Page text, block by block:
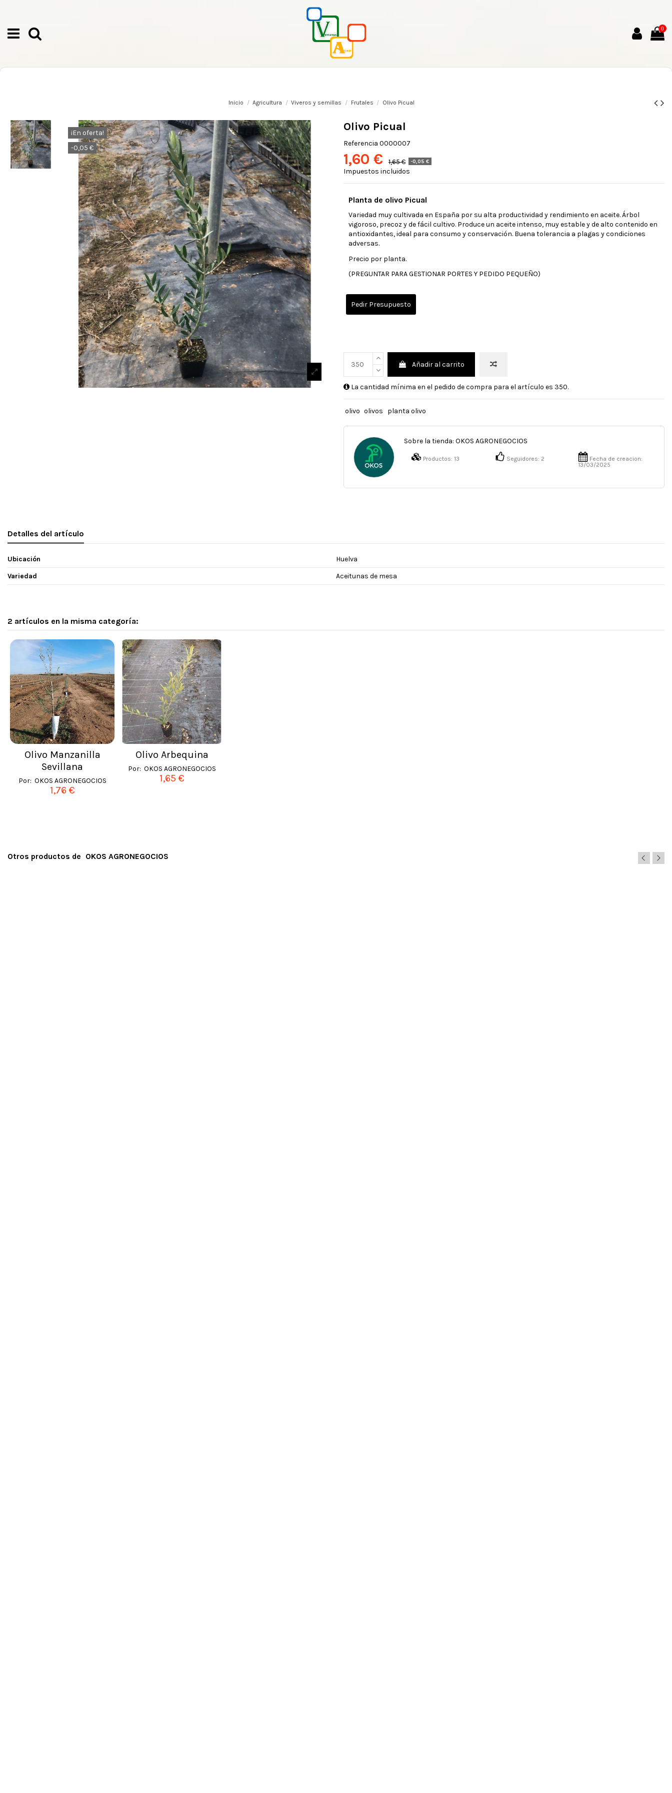
0
Inicio Agricultura Viveros y semillas Frutales Olivo Picual
¡En oferta!
-0,05 €
Olivo Picual
Referencia 0000007
1,60 € 1,65 € -0,05 €
Impuestos incluidos
Planta de olivo Picual
Variedad muy cultivada en España por su alta productividad y rendimiento en aceite. Árbol
vigoroso, precoz y de fácil cultivo. Produce un aceite intenso, muy estable y de alto contenido en
antioxidantes, ideal para consumo y conservación. Buena tolerancia a plagas y condiciones
adversas.
Precio por planta.
(PREGUNTAR PARA GESTIONAR PORTES Y PEDIDO PEQUEÑO)
Pedir Presupuesto
Añadir al carrito
La cantidad mínima en el pedido de compra para el artículo es 350.
olivo olivos planta olivo
Sobre la tienda: OKOS AGRONEGOCIOS
Productos: 13 Seguidores: 2
Fecha de creacion:
13/03/2025
Detalles del artículo
Ubicación
Huelva
Variedad
Aceitunas de mesa
2 artículos en la misma categoría:
Olivo Manzanilla
Sevillana
Por: OKOS AGRONEGOCIOS
1,76 €
Olivo Arbequina
Por: OKOS AGRONEGOCIOS
1,65 €
Otros productos de OKOS AGRONEGOCIOS